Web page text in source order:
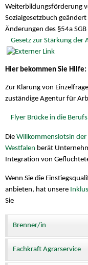
Weiterbildungsförderung
Sozialgesetzbuch
Änderungen des §54a
Gesetz zur Stärkung
Hier bekommen Sie Hilfe:
Zur Klärung von
zuständige Agentur für
Flyer Brücke in die
Die Willkommenslotsin
Westfalen berät
Integration von
Wenn Sie die
anbieten, hat unsere
Sie
Brenner/in
Fachkraft Agrarservice